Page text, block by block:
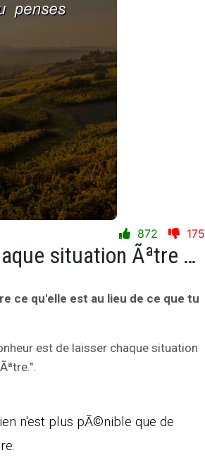
872 175
La clÃ© du bonheur est de laisser chaque situation Ãªtre ce qu'elle est au lieu de ce que tu penses qu'elle devrait Ãªtre.
ce qu'elle est au lieu de ce que tu
est de laisser chaque situation
n'est plus pÃ©nible que de